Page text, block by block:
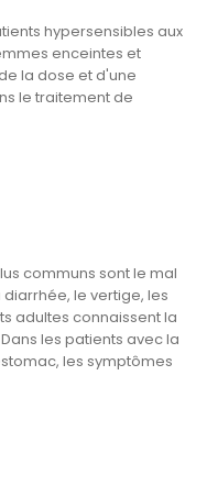
hypersensibles aux
enceintes et
la dose et d'une
le traitement de
communs sont le mal
le vertige, les
adultes connaissent la
les patients avec la
les symptômes